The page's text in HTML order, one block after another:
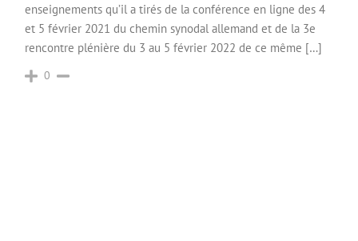
enseignements qu’il a tirés de la conférence en ligne des 4
et 5 février 2021 du chemin synodal allemand et de la 3e
rencontre plénière du 3 au 5 février 2022 de ce même […]
0